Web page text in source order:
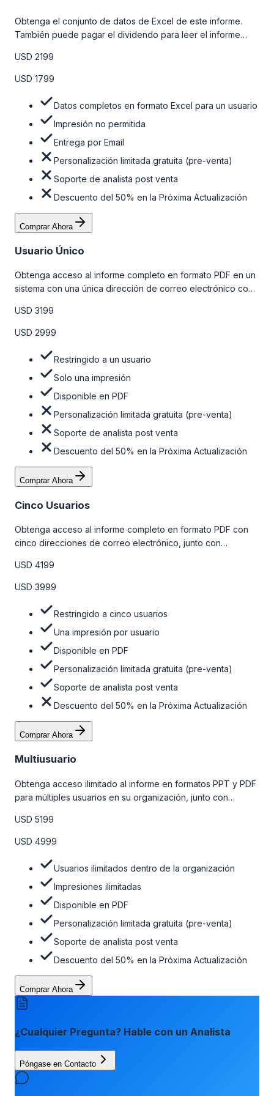
Obtenga el conjunto de datos de Excel de este informe.
También puede pagar el dividendo para leer el informe
la tabla de precios a continuación.
USD 2199
USD 1799
Datos completos en formato Excel para un usuario
Impresión no permitida
Entrega por Email
Personalización limitada gratuita (pre-venta)
Soporte de analista post venta
Descuento del 50% en la Próxima Actualización
Comprar Ahora
Usuario Único
Obtenga acceso al informe completo en formato PDF en un
sistema con una única dirección de correo electrónico con
la tabla de precios a continuación.
USD 3199
USD 2999
Restringido a un usuario
Solo una impresión
Disponible en PDF
Personalización limitada gratuita (pre-venta)
Soporte de analista post venta
Descuento del 50% en la Próxima Actualización
Comprar Ahora
Cinco Usuarios
Obtenga acceso al informe completo en formato PDF con
cinco direcciones de correo electrónico, junto con
venta y el soporte post-venta de nuestros analistas. Para
obtener más información, consulte la tabla de precios a
USD 4199
USD 3999
Restringido a cinco usuarios
Una impresión por usuario
Disponible en PDF
Personalización limitada gratuita (pre-venta)
Soporte de analista post venta
Descuento del 50% en la Próxima Actualización
Comprar Ahora
Multiusuario
Obtenga acceso ilimitado al informe en formatos PPT y PDF
para múltiples usuarios en su organización, junto con
venta, el soporte post-venta de nuestros analistas y una
opción de actualización gratuita del informe dentro de 180
la tabla de precios a continuación.
USD 5199
USD 4999
Usuarios ilimitados dentro de la organización
Impresiones ilimitadas
Disponible en PDF
Personalización limitada gratuita (pre-venta)
Soporte de analista post venta
Descuento del 50% en la Próxima Actualización
Comprar Ahora
¿Cualquier Pregunta? Hable con un Analista
Póngase en Contacto